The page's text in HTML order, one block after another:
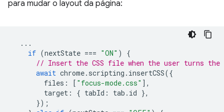
para mudar o layout da página:
...
if (nextState === "ON" )
{
// Insert the CSS file when the user turns the
await chrome. scripting . insertCSS({
files : [ "focus-mode.css" ],
target : { tabId : tab . id },
});